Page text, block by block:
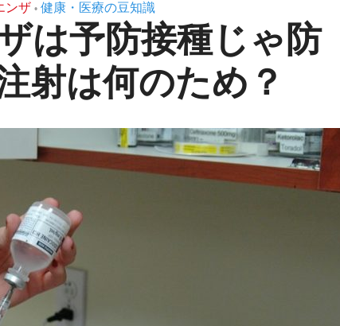
ンザ • 健康・医療の豆知識
は予防接種じゃ防
射は何のため？